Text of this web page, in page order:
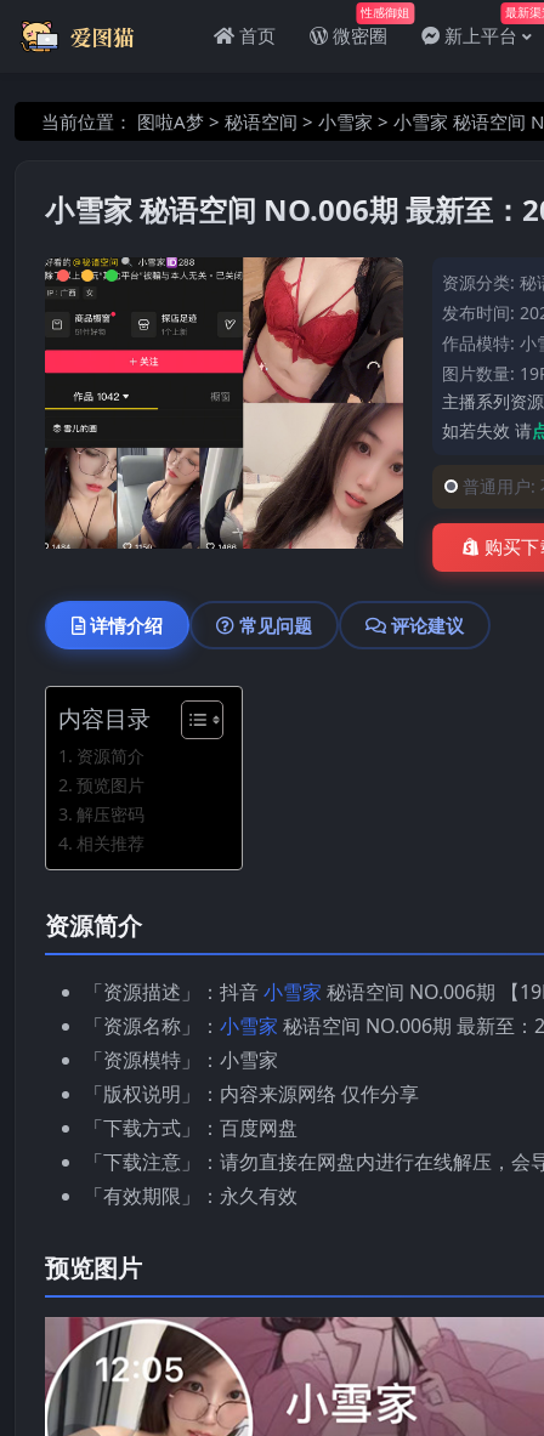
首页 微密圈
性感御姐
新上平台
最新
当前位置： 图啦A梦 > 秘语空间 > 小雪家 > 小雪家 秘语空间
小雪家 秘语空间 NO.006期 最新至：
资源分类:秘
发布时间:
作品模特:小
图片数量:
主播系列资
如若失效 请
普通用户:
购买
详情介绍 常见问题 评论建议
内容目录
资源简介
预览图片
解压密码
相关推荐
资源简介
「资源描述」：抖音小雪家 秘语空间 NO.006期 【
「资源名称」： 小雪家 秘语空间 NO.006期 最新至：
「资源模特」：小雪家
「版权说明」：内容来源网络 仅作分享
「下载方式」：百度网盘
「下载注意」：请勿直接在网盘内进行在线解压，
「有效期限」：永久有效
预览图片